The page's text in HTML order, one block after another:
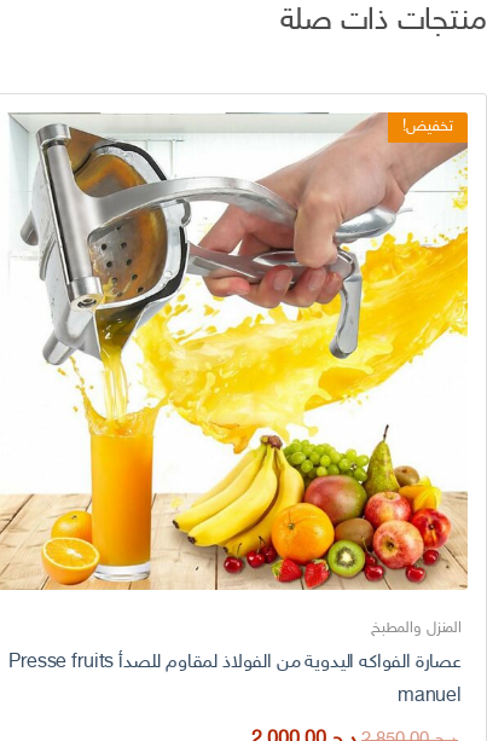
منتجات ذات صلة
تخفيض!
المنزل والمطبخ
عصارة الفواكه اليدوية من الفولاذ لمقاوم للصدأ Presse fruits
manuel